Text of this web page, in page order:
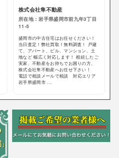
株式会社隼不動産
所在地：岩手県盛岡市前九年3丁目
11-5
盛岡市の中古住宅はお任せください！
当日査定！弊社買取！無料調査！ 戸建
て、アパート、ビル、マンション、土
地など 幅広く対応します！ 相続したご
実家、不動産をお持ちでお困りの方、
株式会社隼不動産へお任せ下さい！
電話で相談メールで相談 対応エリア
岩手県盛岡市 ...